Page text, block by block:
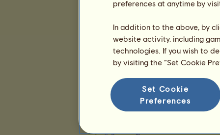
Mustang
preferences at anytime by
In addition to the above, by
website activity, including
technologies. If you wish to
by visiting the “Set Cookie
Set Cookie
Preferences